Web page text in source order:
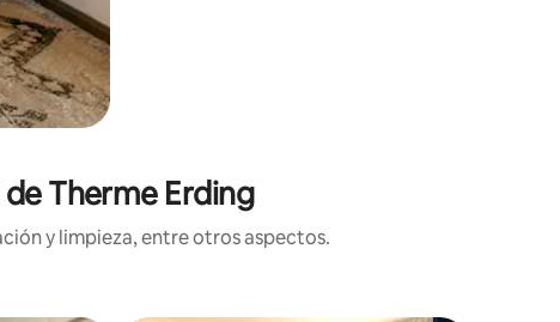
Therme Erding
y limpieza, entre otros aspectos.